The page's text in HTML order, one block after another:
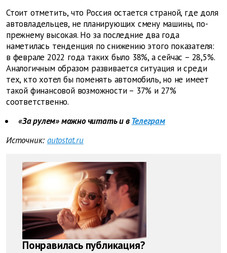
Стоит отметить, что Россия остается страной, где доля
автовладельцев, не планирующих смену машины, по-
прежнему высокая. Но за последние два года
наметилась тенденция по снижению этого показателя:
в феврале 2022 года таких было 38%, а сейчас – 28,5%.
Аналогичным образом развивается ситуация и среди
тех, кто хотел бы поменять автомобиль, но не имеет
такой финансовой возможности – 37% и 27%
соответственно.
«За рулем» можно читать и вТелеграм
Источник: autostat.ru
Понравилась публикация?